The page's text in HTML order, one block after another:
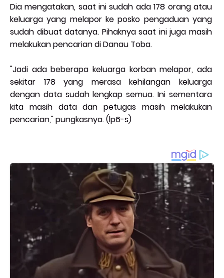
Dia mengatakan, saat ini sudah ada 178 orang atau
keluarga yang melapor ke posko pengaduan yang
sudah dibuat datanya. Pihaknya saat ini juga masih
melakukan pencarian di Danau Toba.
"Jadi ada beberapa keluarga korban melapor, ada
sekitar 178 yang merasa kehilangan keluarga
dengan data sudah lengkap semua. Ini sementara
kita masih data dan petugas masih melakukan
pencarian," pungkasnya. (lp6-s)